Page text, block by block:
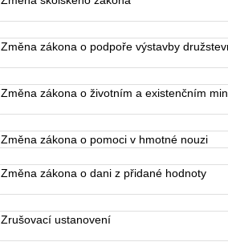
Změna zákona o podpoře výstavby
Změna zákona o životním a existenčním
Změna zákona o pomoci v hmotné nouzi
Změna zákona o dani z přidané hodnoty
Zrušovací ustanovení